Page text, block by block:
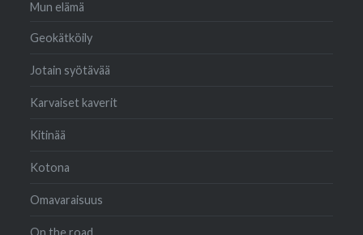
Mun elämä
Geokätköily
Jotain syötävää
Karvaiset kaverit
Kitinää
Kotona
Omavaraisuus
On the road